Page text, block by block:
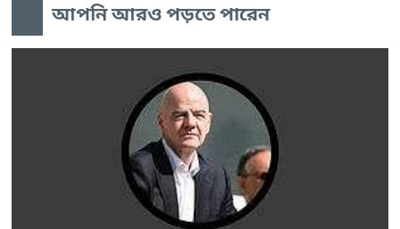
আপনি আরও পড়তে পারেন